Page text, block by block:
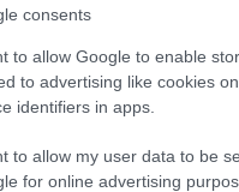
consents
to allow Google to enable
to advertising like cookies
identifiers in apps.
to allow my user data to be
for online advertising
válogatott kapus annak
elhagyhatja Lipcsét.